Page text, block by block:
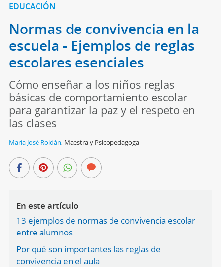
EDUCACIÓN
Normas de convivencia en la
escuela - Ejemplos de reglas
escolares esenciales
Cómo enseñar a los niños reglas
básicas de comportamiento escolar
para garantizar la paz y el respeto en
las clases
María José Roldán, Maestra y Psicopedagoga
En este artículo
13 ejemplos de normas de convivencia escolar
entre alumnos
Por qué son importantes las reglas de
convivencia en el aula